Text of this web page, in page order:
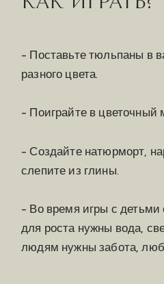
- Поставьте тюльпаны в
разного цвета.
- Поиграйте в цветочный
- Создайте натюрморт,
слепите из глины.
- Во время игры с детьми
для роста нужны вода,
людям нужны забота,